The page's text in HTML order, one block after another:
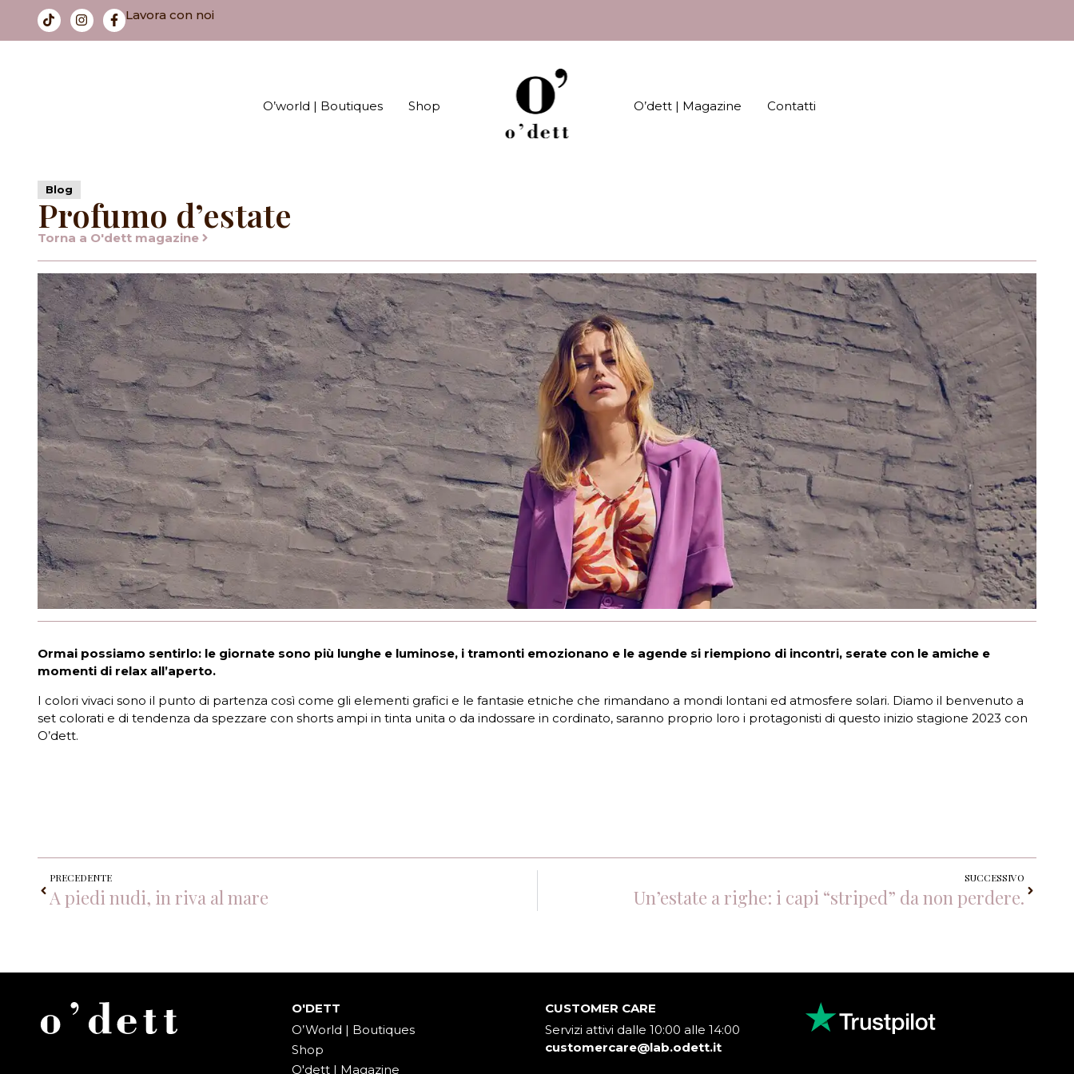
Lavora con noi
O’world | Boutiques Shop O’dett | Magazine Contatti
Blog
Profumo d’estate
Torna a O'dett magazine
Ormai possiamo sentirlo: le giornate sono più lunghe e luminose, i tramonti emozionano e le agende si riempiono di incontri, serate con le amiche e
momenti di relax all’aperto.
I colori vivaci sono il punto di partenza così come gli elementi grafici e le fantasie etniche che rimandano a mondi lontani ed atmosfere solari. Diamo il benvenuto a
set colorati e di tendenza da spezzare con shorts ampi in tinta unita o da indossare in cordinato, saranno proprio loro i protagonisti di questo inizio stagione 2023 con
O’dett.
PRECEDENTE
A piedi nudi, in riva al mare
SUCCESSIVO
Un’estate a righe: i capi “striped” da non perdere.
O'DETT
O’World | Boutiques
Shop
O'dett | Magazine
CUSTOMER CARE
Servizi attivi dalle 10:00 alle 14:00
customercare@lab.odett.it